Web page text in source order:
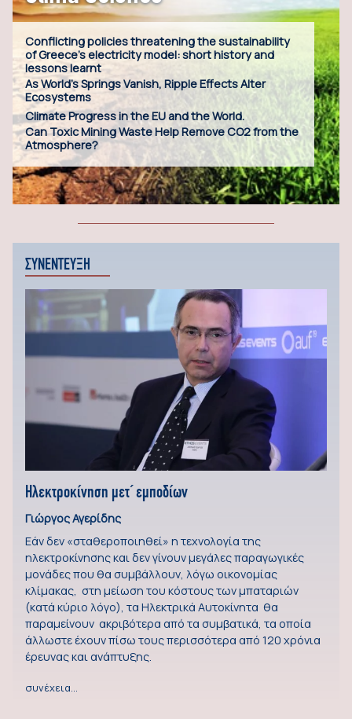
Conflicting policies threatening the sustainability
of Greece’s electricity model: short history and
lessons learnt
As World’s Springs Vanish, Ripple Effects Alter
Ecosystems
Climate Progress in the EU and the World.
Can Toxic Mining Waste Help Remove CO2 from the
Atmosphere?
ΣΥΝΕΝΤΕΥΞΗ
Ηλεκτροκίνηση μετ΄ εμποδίων
Γιώργος Αγερίδης
Εάν δεν «σταθεροποιηθεί» η τεχνολογία της
ηλεκτροκίνησης και δεν γίνουν μεγάλες παραγωγικές
μονάδες που θα συμβάλλουν, λόγω οικονομίας
κλίμακας, στη μείωση του κόστους των μπαταριών
(κατά κύριο λόγο), τα Ηλεκτρικά Αυτοκίνητα θα
παραμείνουν ακριβότερα από τα συμβατικά, τα οποία
άλλωστε έχουν πίσω τους περισσότερα από 120 χρόνια
έρευνας και ανάπτυξης.
συνέχεια…